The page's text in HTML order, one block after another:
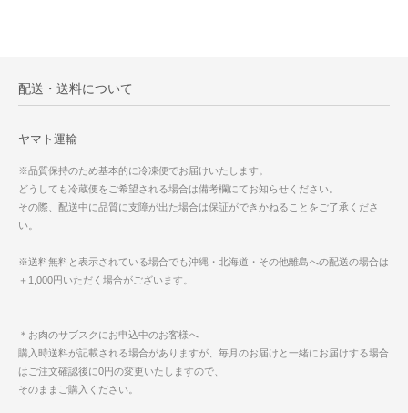
配送・送料について
ヤマト運輸
※品質保持のため基本的に冷凍便でお届けいたします。
どうしても冷蔵便をご希望される場合は備考欄にてお知らせください。
その際、配送中に品質に支障が出た場合は保証ができかねることをご了承くださ
い。
※送料無料と表示されている場合でも沖縄・北海道・その他離島への配送の場合は
＋1,000円いただく場合がございます。
＊お肉のサブスクにお申込中のお客様へ
購入時送料が記載される場合がありますが、毎月のお届けと一緒にお届けする場合
はご注文確認後に0円の変更いたしますので、
そのままご購入ください。